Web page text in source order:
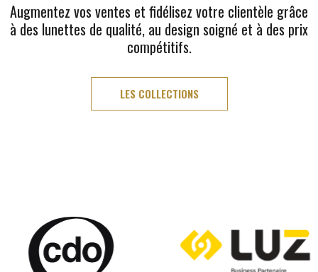
Augmentez vos ventes et fidélisez votre clientèle grâce
à des lunettes de qualité, au design soigné et à des prix
compétitifs.
LES COLLECTIONS